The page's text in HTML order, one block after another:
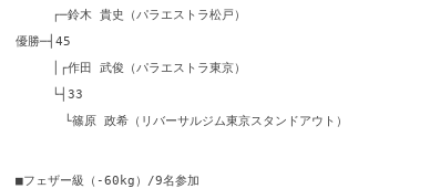
┌─鈴木 貴史（パラエストラ松戸）
優勝─┤45
│┌作田 武俊（パラエストラ東京）
└┤33
└篠原 政希（リバーサルジム東京スタンドアウト）
■フェザー級（-60kg）/9名参加